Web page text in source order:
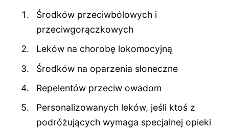
Środków przeciwbólowych i
przeciwgorączkowych
Leków na chorobę lokomocyjną
Środków na oparzenia słoneczne
Repelentów przeciw owadom
Personalizowanych leków, jeśli ktoś z
podróżujących wymaga specjalnej opieki